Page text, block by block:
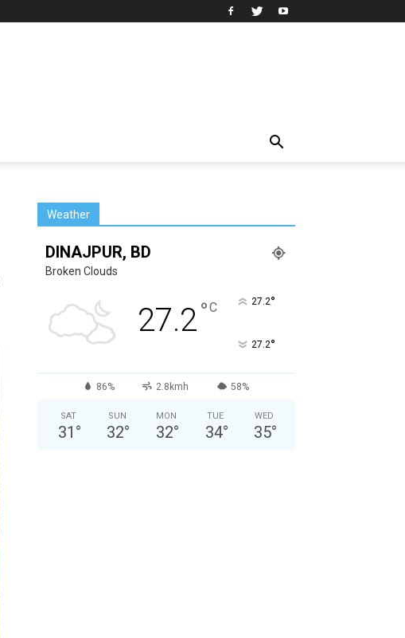
Weather
DINAJPUR, BD
Broken Clouds
27.2°C 27.2°
27.2°
86% 2.8kmh 58%
SAT
31 °
SUN
32°
MON
32°
TUE
34°
WED
35°